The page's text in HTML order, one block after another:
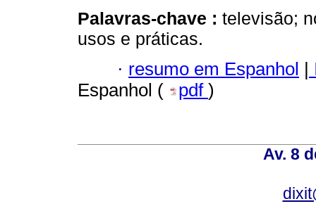
Palavras-chave : televisão;
usos e práticas.
· resumo em Espanhol |
Espanhol (
pdf )
Av. 8